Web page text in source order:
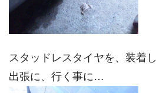
スタッドレスタイヤを、装着し
出張に、行く事に…